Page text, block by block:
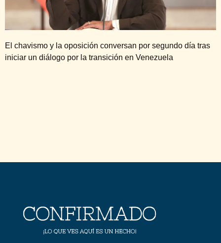
El chavismo y la oposición conversan por segundo día tras
iniciar un diálogo por la transición en Venezuela